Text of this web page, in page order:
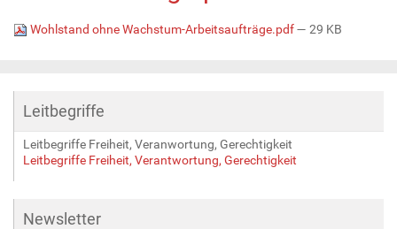
Wohlstand ohne Wachstum-Arbeitsaufträge.pdf— 29 KB
Leitbegriffe
Leitbegriffe Freiheit, Veranwortung, Gerechtigkeit
Leitbegriffe Freiheit, Verantwortung, Gerechtigkeit
Newsletter